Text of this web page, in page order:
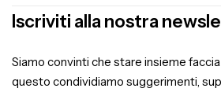
Iscriviti alla nostra
Siamo convinti che stare insieme
questo condividiamo suggerimenti,